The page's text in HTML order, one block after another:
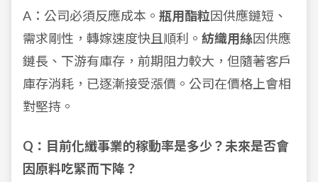
A：公司必須反應成本。 瓶用酯粒因供應鏈短、
需求剛性，轉嫁速度快且順利。 紡織用絲因供應
鏈長、下游有庫存，前期阻力較大，但隨著客戶
庫存消耗，已逐漸接受漲價。公司在價格上會相
對堅持。
Q：目前化纖事業的稼動率是多少？未來是否會
因原料吃緊而下降？